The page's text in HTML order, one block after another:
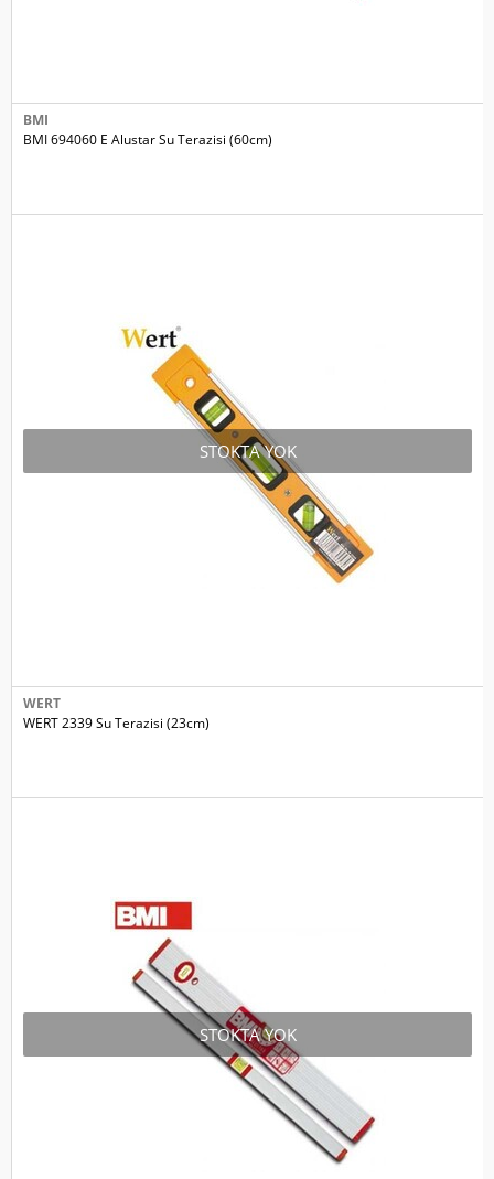
BMI
BMI 694060 E Alustar Su Terazisi (60cm)
STOKTA YOK
WERT
WERT 2339 Su Terazisi (23cm)
STOKTA YOK